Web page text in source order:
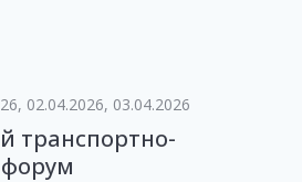
02.04.2026, 03.04.2026
транспортно-